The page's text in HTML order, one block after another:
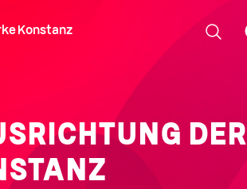
Konstanz
DER